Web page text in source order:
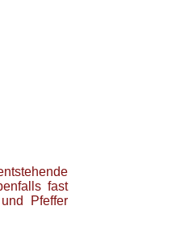
fast
Pfeffer